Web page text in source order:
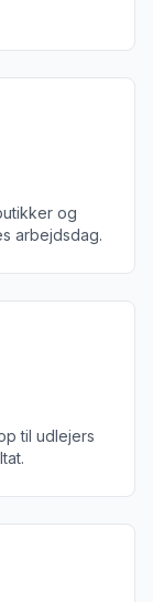
og
arbejdsdag.
til udlejers